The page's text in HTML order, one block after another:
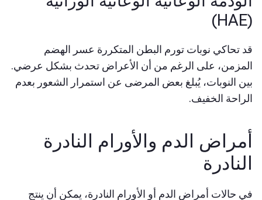
(HAE)
قد تحاكي نوبات تورم البطن المتكررة عسر الهضم
المزمن، على الرغم من أن الأعراض تحدث بشكل عرضي.
بين النوبات، يُبلغ بعض المرضى عن استمرار الشعور بعدم
الراحة الخفيف.
أمراض الدم والأورام النادرة
النادرة
في حالات أمراض الدم أو الأورام النادرة، يمكن أن ينتج